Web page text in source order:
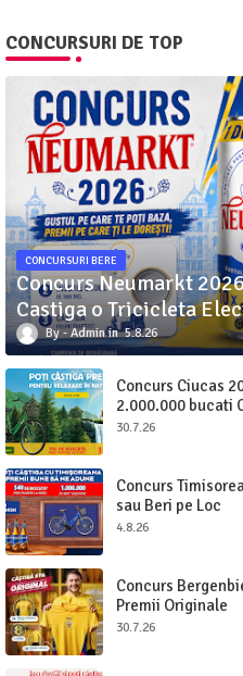
CONCURSURI DE TOP
CONCURSURI BERE
Concurs Neumarkt
Castiga o Tricicleta
Admin 5.8.26
Concurs Ciucas
2.000.000 bucati
30.7.26
Concurs
sau Beri pe Loc
4.8.26
Concurs
Premii Originale
30.7.26